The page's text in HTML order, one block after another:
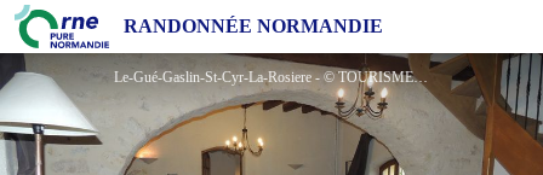
RANDONNÉE NORMANDIE
Gite Chez Karine
Le-Gué-Gaslin-St-Cyr-La-Rosiere - © TOURISME 61